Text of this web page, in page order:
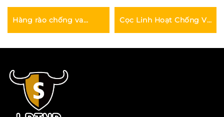
Hàng rào chống va
chạm linh hoạt
Cọc Linh Hoạt Chống Va
Đập